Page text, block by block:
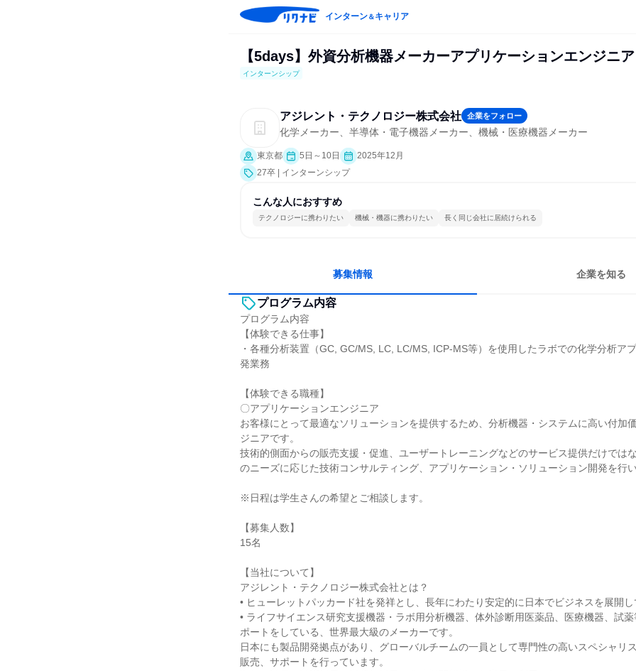
インターン＆キャリア
【5days】外資分析機器メーカーアプリケーションエンジニア
インターンシップ
アジレント・テクノロジー株式会社 企業をフォロー
化学メーカー、半導体・電子機器メーカー、機械・医療機器メーカー
東京都 5日～10日
2025年12月
27卒 | インターンシップ
こんな人におすすめ
テクノロジーに携わりたい 機械・機器に携わりたい 長く同じ会社に居続けられる
募集情報 企業を知る
プログラム内容
プログラム内容
【体験できる仕事】
・各種分析装置（GC, GC/MS, LC, LC/MS, ICP-MS等）を使用したラボでの化学分析ア
発業務
【体験できる職種】
〇アプリケーションエンジニア
お客様にとって最適なソリューションを提供するため、分析機器・システムに高い付加
ジニアです。
技術的側面からの販売支援・促進、ユーザートレーニングなどのサービス提供だけでは
のニーズに応じた技術コンサルティング、アプリケーション・ソリューション開発を行い
※日程は学生さんの希望とご相談します。
【募集人数】
15名
【当社について】
アジレント・テクノロジー株式会社とは？
• ヒューレットパッカード社を発祥とし、長年にわたり安定的に日本でビジネスを展開し
• ライフサイエンス研究支援機器・ラボ用分析機器、体外診断用医薬品、医療機器、試
ポートをしている、世界最大級のメーカーです。
日本にも製品開発拠点があり、グローバルチームの一員として専門性の高いスペシャリ
販売、サポートを行っています。